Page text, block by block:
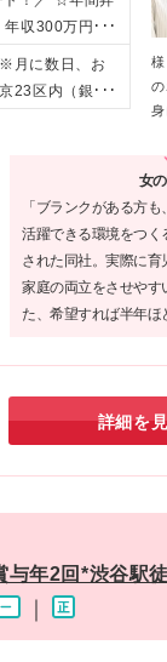
ます ※税理士
迎です！ ＜こ
会復帰をした
働き続けたい
収300万円の
にチェンジ
～2200円（経
）中の条件に差
想いがありま
ムへの切り替
月に数日、お
23区内（銀
ンサルティン
界・業種とお
都千代田区神田
除く当社関連勤
身
女
「ブランクがある方
活躍できる環境をつく
された同社。実際に育
家庭の両立をさせやす
た、希望すれば半年ほ
らキャリアアップも目
募して欲しい企業です♪
詳細を
与年2回*渋谷駅